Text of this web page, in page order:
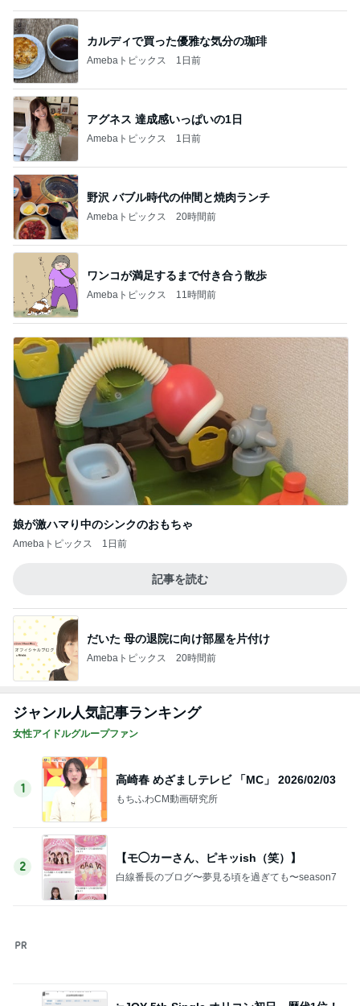
カルディで買った優雅な気分の珈琲
Amebaトピックス 1日前
アグネス 達成感いっぱいの1日
Amebaトピックス 1日前
野沢 バブル時代の仲間と焼肉ランチ
Amebaトピックス 20時間前
ワンコが満足するまで付き合う散歩
Amebaトピックス 11時間前
娘が激ハマり中のシンクのおもちゃ
Amebaトピックス 1日前
記事を読む
だいた 母の退院に向け部屋を片付け
Amebaトピックス 20時間前
ジャンル人気記事ランキング
女性アイドルグループファン
1
高崎春 めざましテレビ 「MC」 2026/02/03
もちふわCM動画研究所
2
【モ◯カーさん、ピキッish（笑）】
白線番長のブログ〜夢見る頃を過ぎても〜season7
3